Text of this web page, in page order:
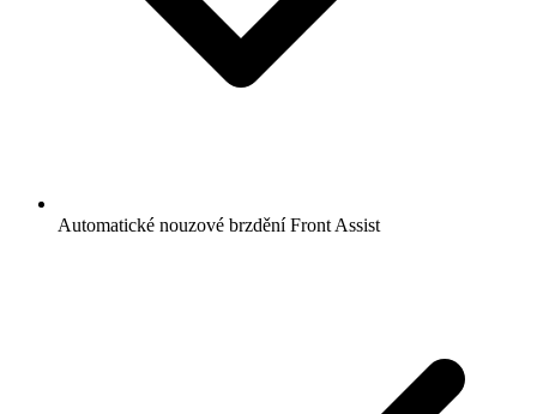
Automatické nouzové brzdění Front Assist